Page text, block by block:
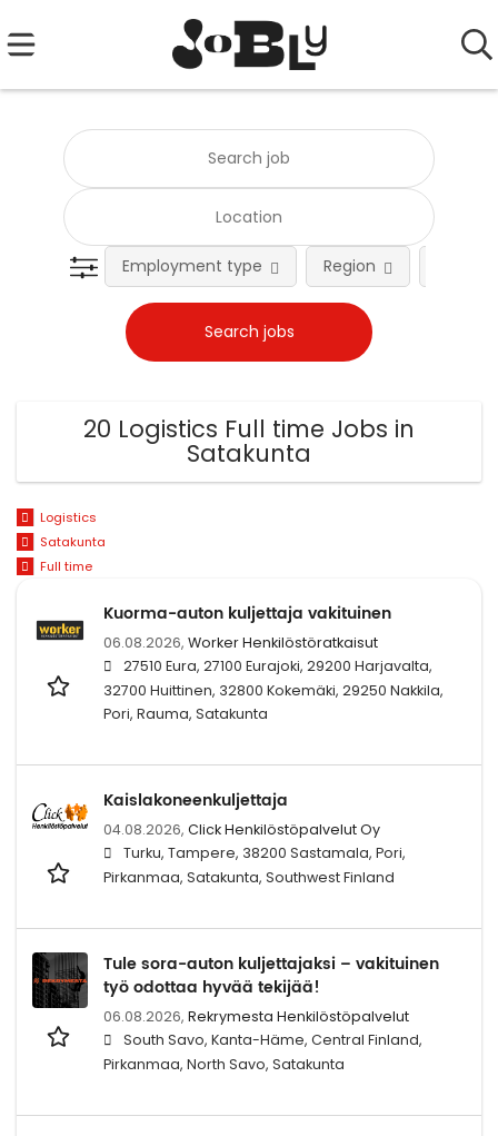
Employment type Region
20 Logistics Full time Jobs in
Satakunta
Logistics
Satakunta
Full time
Kuorma-auton kuljettaja vakituinen
06.08.2026, Worker Henkilöstöratkaisut
27510 Eura, 27100 Eurajoki, 29200 Harjavalta,
32700 Huittinen, 32800 Kokemäki, 29250 Nakkila,
Pori, Rauma, Satakunta
Kaislakoneenkuljettaja
04.08.2026, Click Henkilöstöpalvelut Oy
Turku, Tampere, 38200 Sastamala, Pori,
Pirkanmaa, Satakunta, Southwest Finland
Tule sora-auton kuljettajaksi – vakituinen
työ odottaa hyvää tekijää!
06.08.2026, Rekrymesta Henkilöstöpalvelut
South Savo, Kanta-Häme, Central Finland,
Pirkanmaa, North Savo, Satakunta